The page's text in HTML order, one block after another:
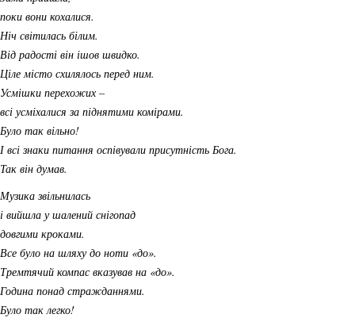
поки вони кохалися.
Ніч світилась білим.
Від радості він ішов швидко.
Ціле місто схилялось перед ним.
Усмішки перехожих –
всі усміхалися за піднятими комірами.
Було так вільно!
І всі знаки питання оспівували присутність Бога.
Так він думав.
Музика звільнилась
і вийшла у шалений снігопад
довгими кроками.
Все було на шляху до ноти «до».
Тремтячий компас вказував на «до».
Година понад стражданнями.
Було так легко!